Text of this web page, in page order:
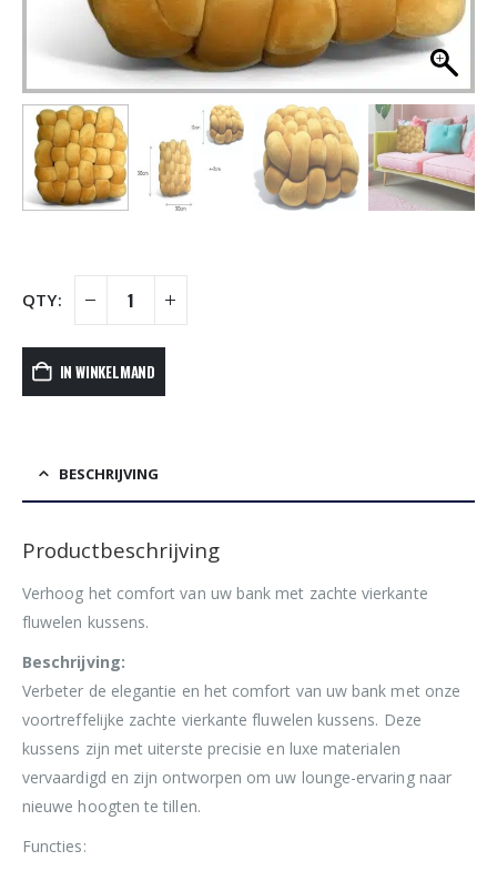
IN WINKELMAND
BESCHRIJVING
Productbeschrijving
Verhoog het comfort van uw bank met zachte vierkante
fluwelen kussens.
Beschrijving:
Verbeter de elegantie en het comfort van uw bank met onze
voortreffelijke zachte vierkante fluwelen kussens. Deze
kussens zijn met uiterste precisie en luxe materialen
vervaardigd en zijn ontworpen om uw lounge-ervaring naar
nieuwe hoogten te tillen.
Functies: